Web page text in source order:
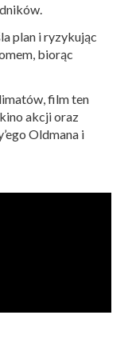
plan i ryzykując
biorąc
film ten
akcji oraz
Oldmana i